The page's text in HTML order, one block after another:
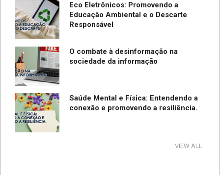
Eco Eletrônicos: Promovendo a
Educação Ambiental e o Descarte
Responsável
O combate à desinformação na
sociedade da informação
Saúde Mental e Física: Entendendo a
conexão e promovendo a resiliência.
Tecnologia e Direito na Sociedade da
VIEW ALL